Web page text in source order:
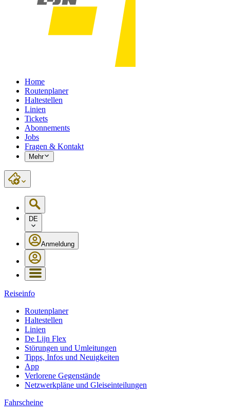
Home
Routenplaner
Haltestellen
Linien
Tickets
Abonnements
Jobs
Fragen & Kontakt
Mehr
DE
Anmeldung
Reiseinfo
Routenplaner
Haltestellen
Linien
De Lijn Flex
Störungen und Umleitungen
Tipps, Infos und Neuigkeiten
App
Verlorene Gegenstände
Netzwerkpläne und Gleiseinteilungen
Fahrscheine